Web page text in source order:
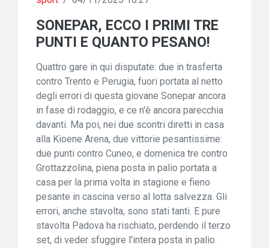
SONEPAR, ECCO I PRIMI TRE
PUNTI E QUANTO PESANO!
Quattro gare in qui disputate: due in trasferta
contro Trento e Perugia, fuori portata al netto
degli errori di questa giovane Sonepar ancora
in fase di rodaggio, e ce n'è ancora parecchia
davanti. Ma poi, nei due scontri diretti in casa
alla Kioene Arena, due vittorie pesantissime:
due punti contro Cuneo, e domenica tre contro
Grottazzolina, piena posta in palio portata a
casa per la prima volta in stagione e fieno
pesante in cascina verso al lotta salvezza. Gli
errori, anche stavolta, sono stati tanti. E pure
stavolta Padova ha rischiato, perdendo il terzo
set, di veder sfuggire l'intera posta in palio.